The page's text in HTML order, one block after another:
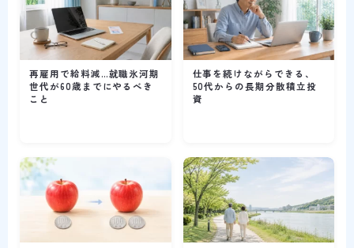
再雇用で給料減…就職氷河期
世代が60歳までにやるべき
こと
仕事を続けながらできる、
50代からの長期分散積立投
資